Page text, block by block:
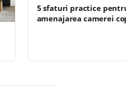
5 sfaturi practice
amenajarea camerei